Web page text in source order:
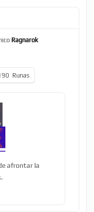
Ragnarok
Runas
afrontar la